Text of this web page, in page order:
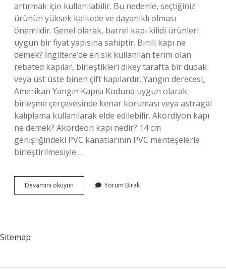
artırmak için kullanılabilir. Bu nedenle, seçtiğiniz
ürünün yüksek kalitede ve dayanıklı olması
önemlidir. Genel olarak, barrel kapı kilidi ürünleri
uygun bir fiyat yapısına sahiptir. Binili kapı ne
demek? İngiltere’de en sık kullanılan terim olan
rebated kapılar, birleştikleri dikey tarafta bir dudak
veya üst üste binen çift kapılardır. Yangın derecesi,
Amerikan Yangın Kapısı Koduna uygun olarak
birleşme çerçevesinde kenar koruması veya astragal
kalıplama kullanılarak elde edilebilir. Akordiyon kapı
ne demek? Akordeon kapı nedir? 14 cm
genişliğindeki PVC kanatlarının PVC menteşelerle
birleştirilmesiyle…
Devamını okuyun
Kapı
Yorum Bırak
Sitemap